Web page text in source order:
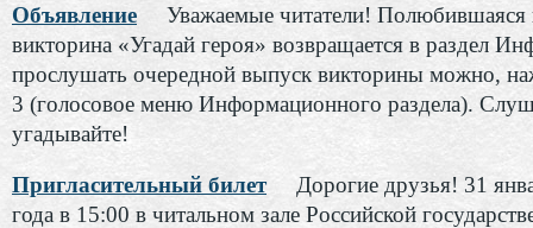
Объявление
Уважаемые читатели! Полюбившаяся
викторина «Угадай героя» возвращается в раздел
прослушать очередной выпуск викторины можно,
3 (голосовое меню Информационного раздела).
угадывайте!
Пригласительный билет
Дорогие друзья! 31
года в 15:00 в читальном зале Российской